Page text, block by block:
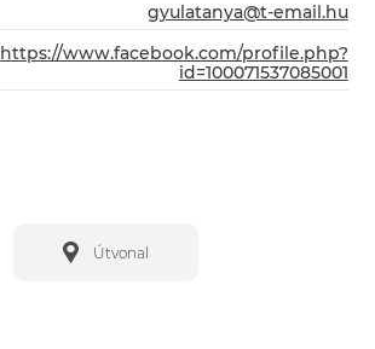
gyulatanya@t-email.hu
https://www.facebook.com/profile.php?
id=100071537085001
Útvonal